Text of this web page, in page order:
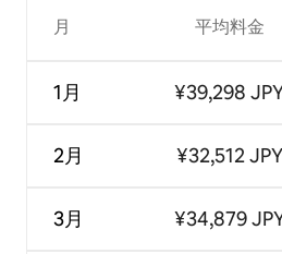
月
1月
2月
3月
平均料金
¥39,298
¥32,512 JPY
¥34,879